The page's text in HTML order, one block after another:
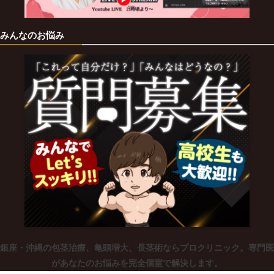
みんなのお悩み
銀座・沖縄の包茎治療、亀頭増大、長茎術ならプロクリニック。専門医
があなたのお悩みを完全個室で解決します。